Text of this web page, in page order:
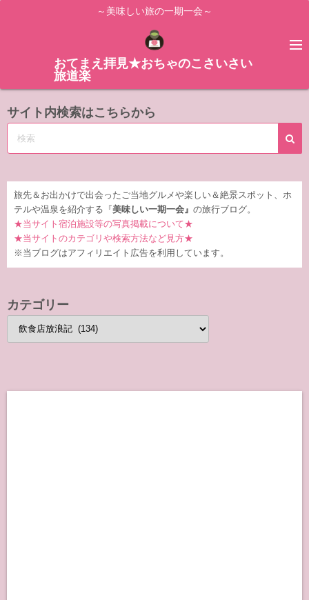
ス
ッ
～美味しい旅の一期一会～
おてまえ拝見★おちゃのこさいさい
旅道楽
サイト内検索はこちらから
旅先＆お出かけで出会ったご当地グルメや楽しい＆絶景スポット、ホ
テルや温泉を紹介する『 美味しい一期一会』 の旅行ブログ。
★当サイト宿泊施設等の写真掲載について★
★当サイトのカテゴリや検索方法など見方★
※当ブログはアフィリエイト広告を利用しています。
カテゴリー
テ
ー